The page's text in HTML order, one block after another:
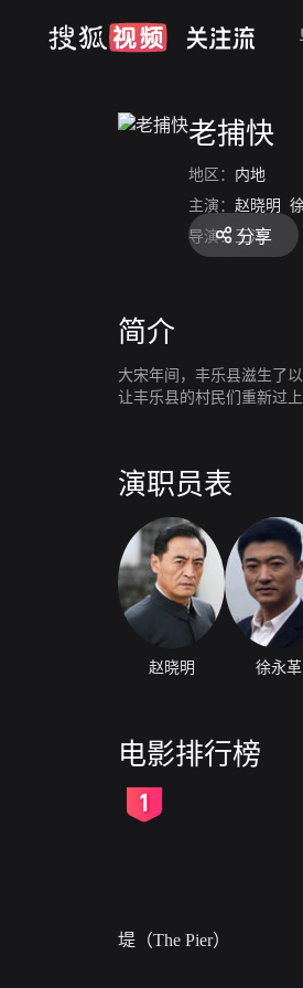
老捕快
地区： 内地
主演： 赵晓明
导演： 王洋
分享
简介
大宋年间，丰乐县滋生了
让丰乐县的村民们重新过
演职员表
赵晓明 徐永革
电影排行榜
堤（The Pier）